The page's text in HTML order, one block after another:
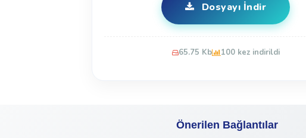
Dosyayı İndir
65.75 Kb 100 kez indirildi
Önerilen Bağlantılar